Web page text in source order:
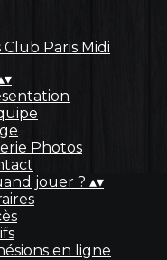
▾
Photos
jouer ? ▴▾
en ligne